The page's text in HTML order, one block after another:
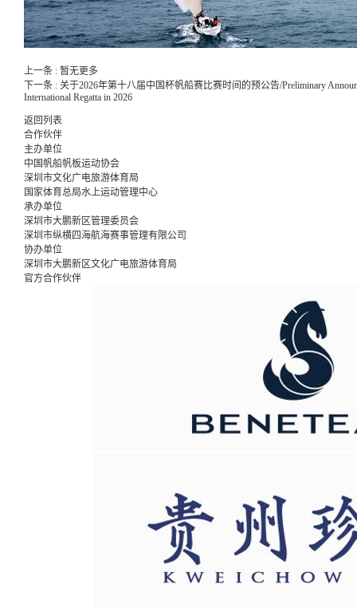
上一条 : 暂无更多
下一条 : 关于2026年第十八届中国杯帆船赛比赛时间的预公告/Preliminary
International Regatta in 2026
返回列表
合作伙伴
主办单位
中国帆船帆板运动协会
深圳市文化广电旅游体育局
国家体育总局水上运动管理中心
承办单位
深圳市大鹏新区管理委员会
深圳市纵横四海航海赛事管理有限公司
协办单位
深圳市大鹏新区文化广电旅游体育局
官方合作伙伴